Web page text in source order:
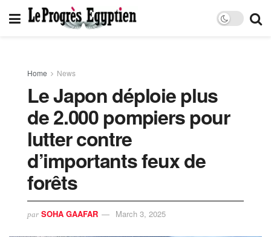
Home News
Le Japon déploie plus
de 2.000 pompiers pour
lutter contre
d’importants feux de
forêts
par SOHA GAAFAR March 3, 2025